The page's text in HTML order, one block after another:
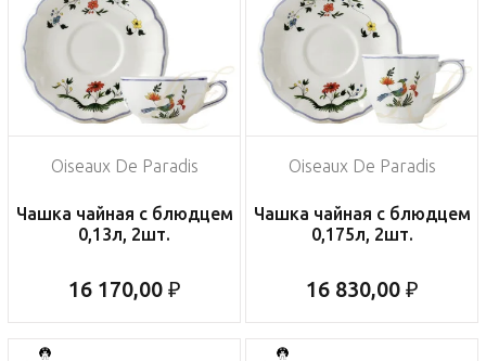
Oiseaux De Paradis
Чашка чайная с блюдцем
0,13л, 2шт.
16 170,00 ₽
Oiseaux De Paradis
Чашка чайная с блюдцем
0,175л, 2шт.
16 830,00 ₽